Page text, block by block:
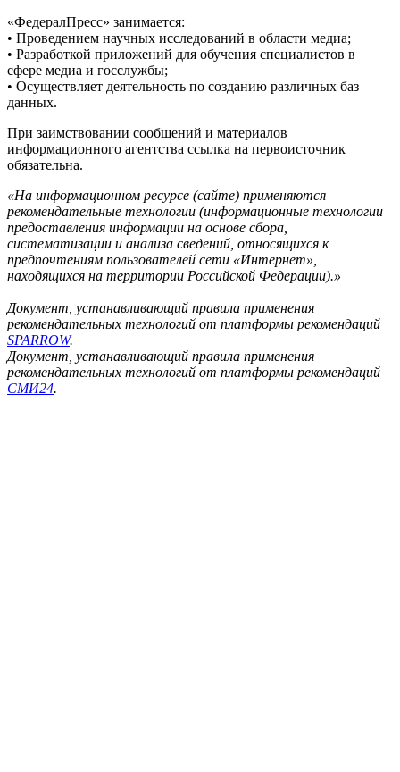
«ФедералПресс» занимается:
• Проведением научных исследований в области медиа;
• Разработкой приложений для обучения специалистов в
сфере медиа и госслужбы;
• Осуществляет деятельность по созданию различных баз
данных.
При заимствовании сообщений и материалов
информационного агентства ссылка на первоисточник
обязательна.
«На информационном ресурсе (сайте) применяются
рекомендательные технологии (информационные технологии
предоставления информации на основе сбора,
систематизации и анализа сведений, относящихся к
предпочтениям пользователей сети «Интернет»,
находящихся на территории Российской Федерации).»
Документ, устанавливающий правила применения
рекомендательных технологий от платформы рекомендаций
SPARROW.
Документ, устанавливающий правила применения
рекомендательных технологий от платформы рекомендаций
СМИ24.